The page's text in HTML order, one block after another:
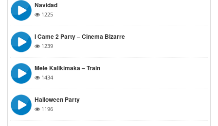
Navidad
1225
I Came 2 Party – Cinema Bizarre
1239
Mele Kalikimaka – Train
1434
Halloween Party
1196